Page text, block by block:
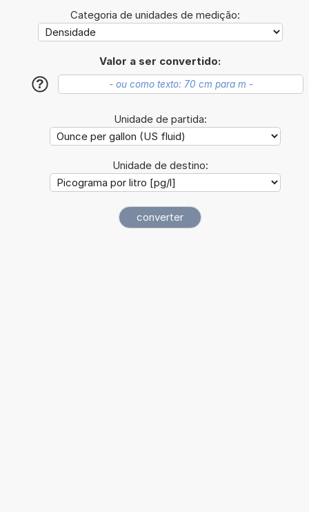
Categoria de unidades de medição:
Valor a ser convertido:
?
Unidade de partida:
Unidade de destino: